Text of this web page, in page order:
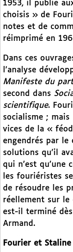
1953, il publie
choisis » de
notes et de
réimprimé en
Dans ces
l’analyse
Manifeste du
second dans
scientifique.
socialisme ;
vices de la «
engendrés par
solutions qu’il
qui n’est qu’une
les fouriéristes
de résoudre les
réellement sur le
est-il terminé
Armand.
Fourier et Staline